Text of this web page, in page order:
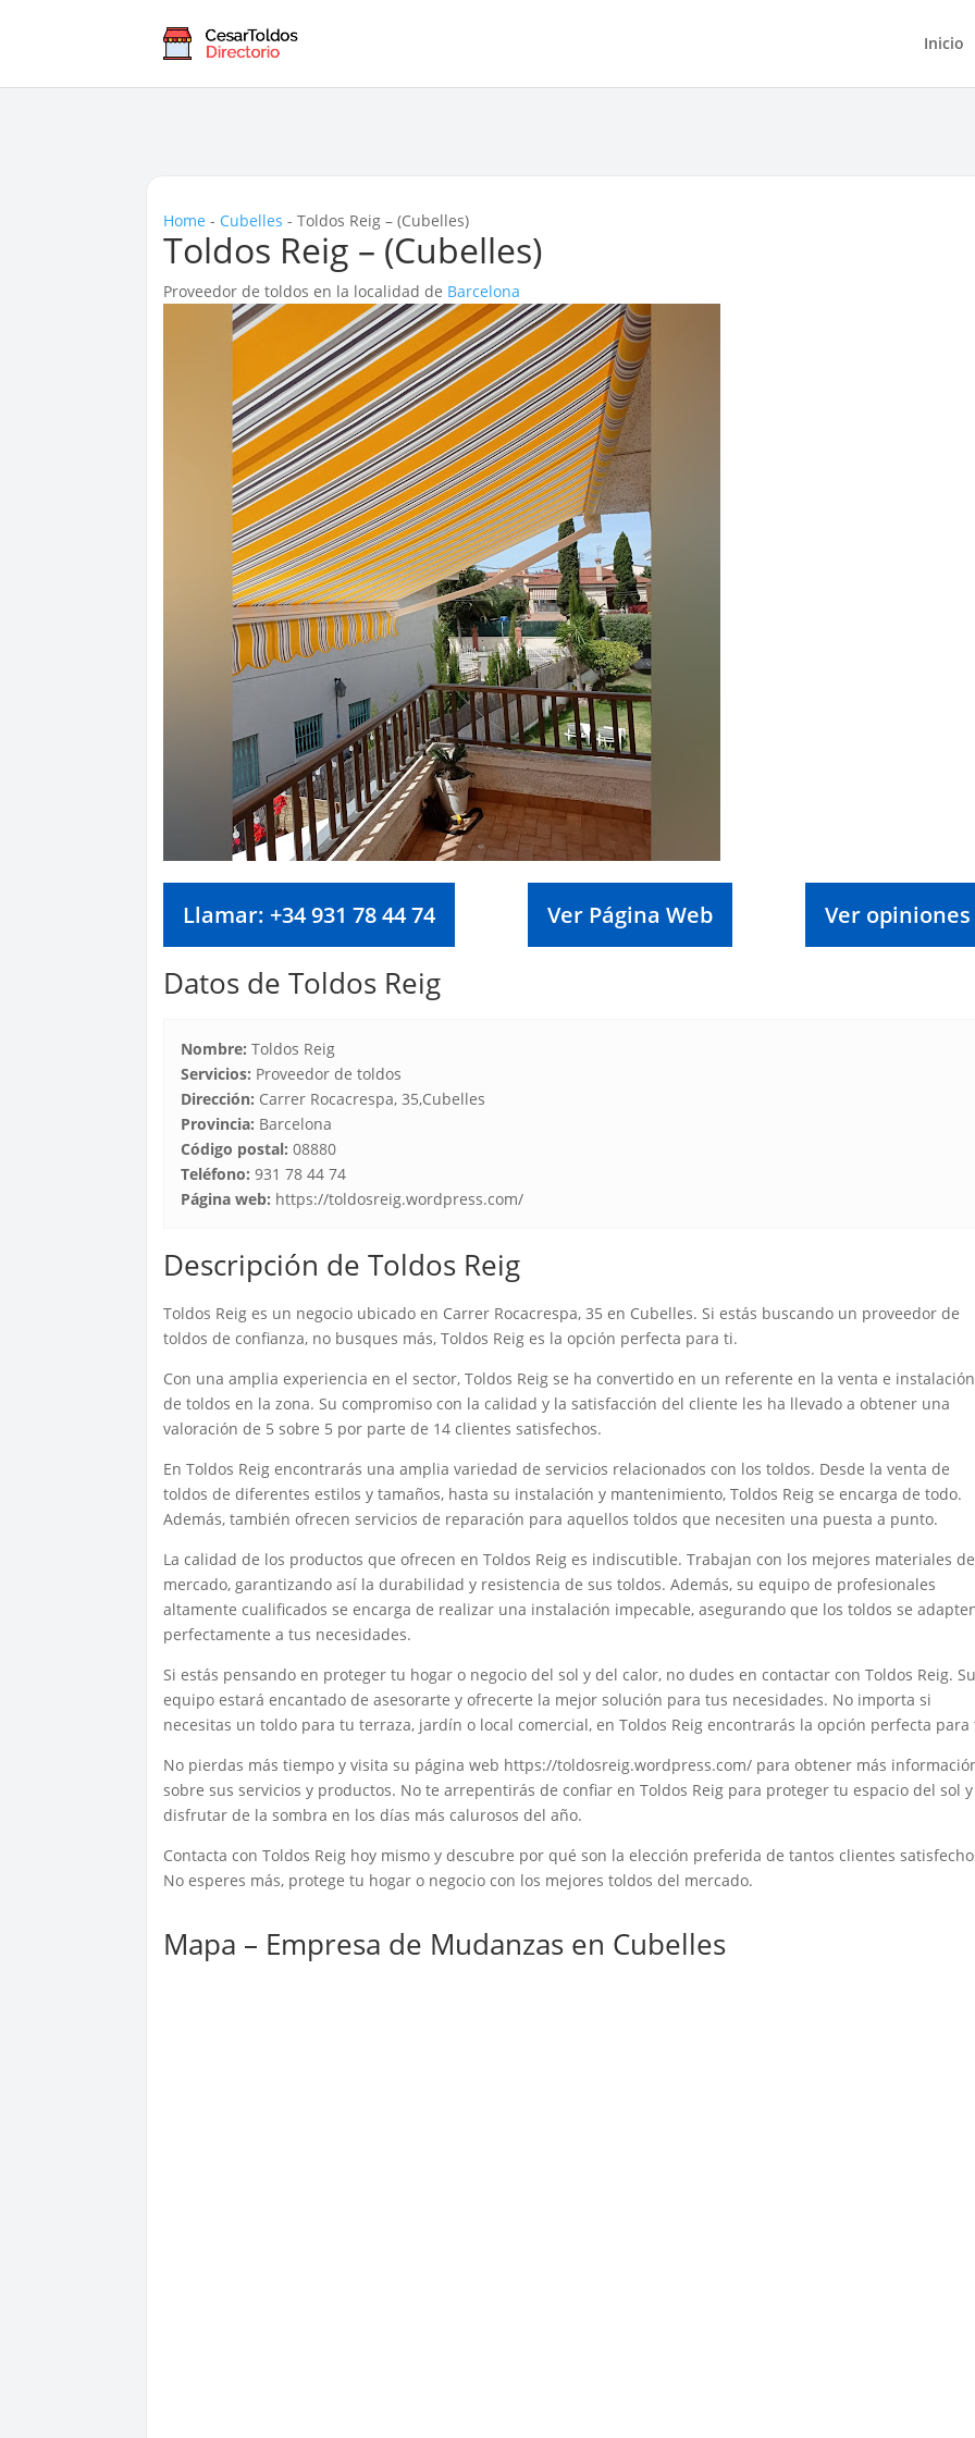
Inicio
Home - Cubelles -Toldos Reig – (Cubelles)
Toldos Reig – (Cubelles)
Proveedor de toldos en la localidad de Barcelona
Llamar: +34 931 78 44 74 Ver Página Web Ver opiniones
Datos de Toldos Reig
Nombre: Toldos Reig
Servicios: Proveedor de toldos
Dirección: Carrer Rocacrespa, 35,Cubelles
Provincia: Barcelona
Código postal: 08880
Teléfono: 931 78 44 74
Página web: https://toldosreig.wordpress.com/
Descripción de Toldos Reig
Toldos Reig es un negocio ubicado en Carrer Rocacrespa, 35 en Cubelles. Si estás buscando un proveedor de
toldos de confianza, no busques más, Toldos Reig es la opción perfecta para ti.
Con una amplia experiencia en el sector, Toldos Reig se ha convertido en un referente en la venta e instalación
de toldos en la zona. Su compromiso con la calidad y la satisfacción del cliente les ha llevado a obtener una
valoración de 5 sobre 5 por parte de 14 clientes satisfechos.
En Toldos Reig encontrarás una amplia variedad de servicios relacionados con los toldos. Desde la venta de
toldos de diferentes estilos y tamaños, hasta su instalación y mantenimiento, Toldos Reig se encarga de todo.
Además, también ofrecen servicios de reparación para aquellos toldos que necesiten una puesta a punto.
La calidad de los productos que ofrecen en Toldos Reig es indiscutible. Trabajan con los mejores materiales
mercado, garantizando así la durabilidad y resistencia de sus toldos. Además, su equipo de profesionales
altamente cualificados se encarga de realizar una instalación impecable, asegurando que los toldos se
perfectamente a tus necesidades.
Si estás pensando en proteger tu hogar o negocio del sol y del calor, no dudes en contactar con Toldos Reig.
equipo estará encantado de asesorarte y ofrecerte la mejor solución para tus necesidades. No importa si
necesitas un toldo para tu terraza, jardín o local comercial, en Toldos Reig encontrarás la opción perfecta para
No pierdas más tiempo y visita su página web https://toldosreig.wordpress.com/ para obtener más
sobre sus servicios y productos. No te arrepentirás de confiar en Toldos Reig para proteger tu espacio del sol y
disfrutar de la sombra en los días más calurosos del año.
Contacta con Toldos Reig hoy mismo y descubre por qué son la elección preferida de tantos clientes
No esperes más, protege tu hogar o negocio con los mejores toldos del mercado.
Mapa – Empresa de Mudanzas en Cubelles